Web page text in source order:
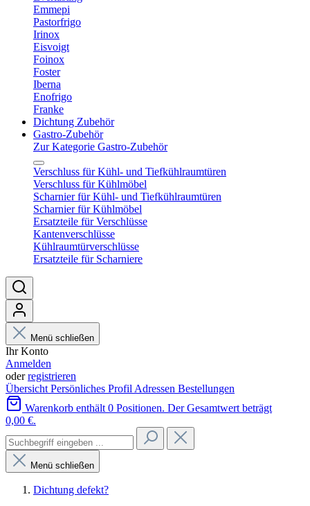
Emmepi
Pastorfrigo
Irinox
Eisvoigt
Foinox
Foster
Iberna
Enofrigo
Franke
Dichtung Zubehör
Gastro-Zubehör
Zur Kategorie Gastro-Zubehör
Verschluss für Kühl- und Tiefkühlraumtüren
Verschluss für Kühlmöbel
Scharnier für Kühl- und Tiefkühlraumtüren
Scharnier für Kühlmöbel
Ersatzteile für Verschlüsse
Kantenverschlüsse
Kühlraumtürverschlüsse
Ersatzteile für Scharniere
Menü schließen
Ihr Konto
Anmelden
oderregistrieren
Übersicht Persönliches Profil Adressen Bestellungen
Warenkorb enthält 0 Positionen. Der Gesamtwert beträgt
0,00 €.
Menü schließen
Dichtung defekt?